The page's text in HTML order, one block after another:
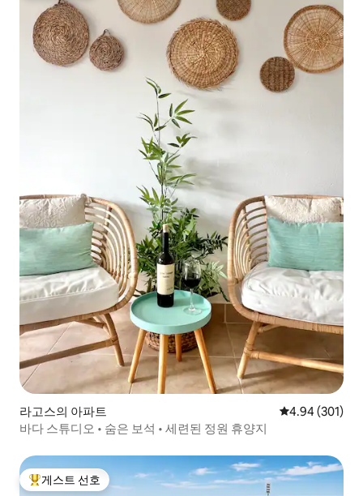
라고스의 아파트 평점 4.94점(5
4.94 (301)
바다 스튜디오 • 숨은 보석 • 세련된 정원 휴양지
상위 게스트 선호
게스트 선호